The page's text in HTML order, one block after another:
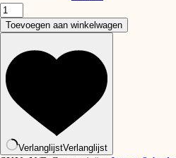
Lyle
&
Scott
Hooded
windbreaker
jacket
Jet
black
Toevoegen aan winkelwagen
VerlanglijstVerlanglijst